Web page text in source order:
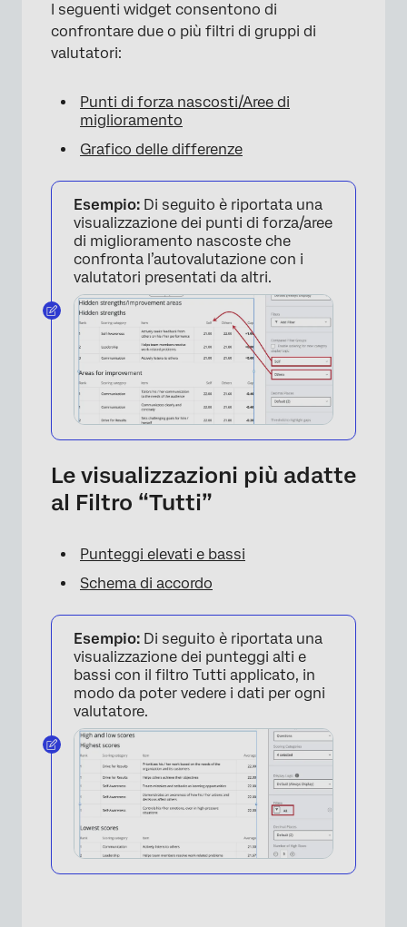
×
I seguenti widget consentono di
confrontare due o più filtri di gruppi di
valutatori:
Punti di forza nascosti/Aree di
miglioramento
Grafico delle differenze
Esempio: Di seguito è riportata una
visualizzazione dei punti di forza/aree
di miglioramento nascoste che
confronta l’autovalutazione con i
valutatori presentati da altri.
Le visualizzazioni più adatte
al Filtro “Tutti”
Punteggi elevati e bassi
Schema di accordo
Esempio: Di seguito è riportata una
visualizzazione dei punteggi alti e
bassi con il filtro Tutti applicato, in
modo da poter vedere i dati per ogni
valutatore.